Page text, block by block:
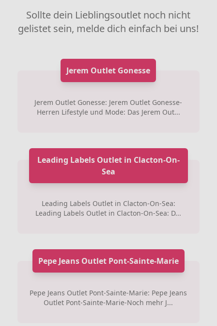
Sollte dein Lieblingsoutlet noch nicht
gelistet sein, melde dich einfach bei uns!
Jerem Outlet Gonesse
Jerem Outlet Gonesse: Jerem Outlet Gonesse-
Herren Lifestyle und Mode: Das Jerem Out...
Leading Labels Outlet in Clacton-On-
Sea
Leading Labels Outlet in Clacton-On-Sea:
Leading Labels Outlet in Clacton-On-Sea: D...
Pepe Jeans Outlet Pont-Sainte-Marie
Pepe Jeans Outlet Pont-Sainte-Marie: Pepe Jeans
Outlet Pont-Sainte-Marie-Noch mehr J...